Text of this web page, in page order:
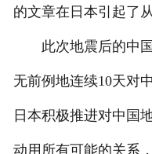
的文章在日本引起了
此次地震后的中国
无前例地连续10天对
日本积极推进对中国
动用所有可能的关系